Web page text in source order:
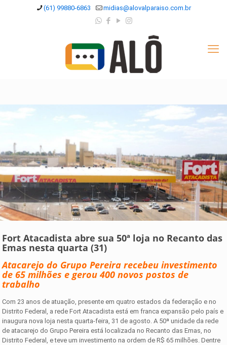
(61) 99880-6863 midias@alovalparaiso.com.br
Fort Atacadista abre sua 50ª loja no Recanto das
Emas nesta quarta (31)
Atacarejo do Grupo Pereira recebeu investimento
de 65 milhões e gerou 400 novos postos de
trabalho
Com 23 anos de atuação, presente em quatro estados da federação e no
Distrito Federal, a rede Fort Atacadista está em franca expansão pelo país e
inaugura nova loja nesta quarta-feira, 31 de agosto. A 50ª unidade da rede
de atacarejo do Grupo Pereira está localizada no Recanto das Emas, no
Distrito Federal, e teve um investimento na ordem de R$ 65 milhões. Dentre